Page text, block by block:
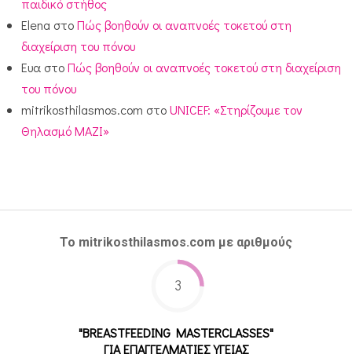
παιδικό στήθος
Elena στοΠώς βοηθούν οι αναπνοές τοκετού στη
διαχείριση του πόνου
Ευα στοΠώς βοηθούν οι αναπνοές τοκετού στη διαχείριση
του πόνου
mitrikosthilasmos.com στοUNICEF: «Στηρίζουμε τον
Θηλασμό ΜΑΖΙ»
Το mitrikosthilasmos.com με αριθμούς
3
"BREASTFEEDING MASTERCLASSES"
ΓΙΑ ΕΠΑΓΓΕΛΜΑΤΙΕΣ ΥΓΕΙΑΣ